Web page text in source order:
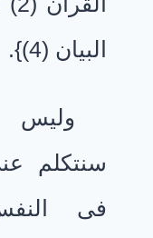
البيان (4)}.
وليس
سنتكلم
فى